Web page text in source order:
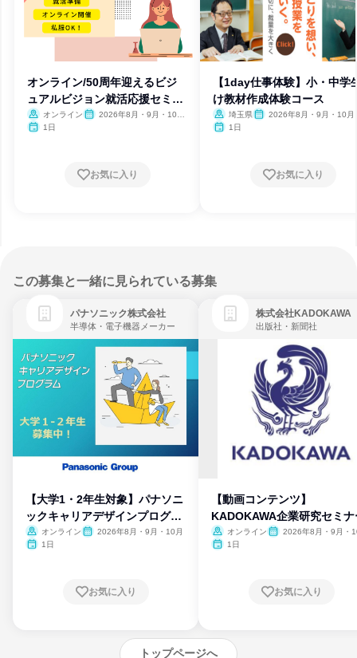
オンライン/50周年迎えるビジ
ュアルビジョン就活応援セミナ
ー
オンライン
2026年8月・9月・10
1日
お気に入り
【1day仕事体験】小・中学
け教材作成体験コース
埼玉県
2026年8月・9月・10月
1日
お気に入り
この募集と一緒に見られている募集
パナソニック株式会社
半導体・電子機器メーカー
【大学1・2年生対象】パナソニ
ックキャリアデザインプログラ
ム
オンライン
2026年8月・9月・10月
1日
お気に入り
株式会社KADOKAWA
出版社・新聞社
【動画コンテンツ】
KADOKAWA企業研究セミナ
オンライン
2026年8月・9月・
1日
お気に入り
トップページへ